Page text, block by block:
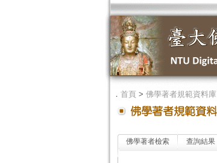
． 首頁> 佛學著者規範資料庫
佛學著者檢索 查詢結果